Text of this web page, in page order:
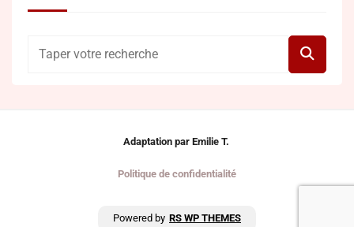
Adaptation par Emilie T.
Politique de confidentialité
Powered by RS WP THEMES